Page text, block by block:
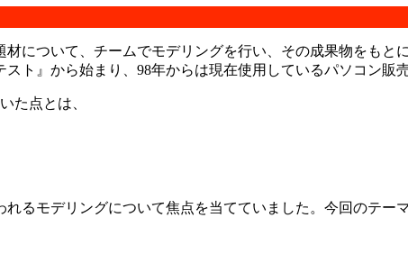
について、チームでモデリングを行い、その成果物をも
ト』から始まり、98年からは現在使用しているパソコン販
た点とは、
るモデリングについて焦点を当てていました。今回のテー